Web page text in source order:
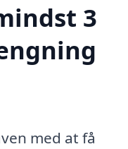
3
med at få